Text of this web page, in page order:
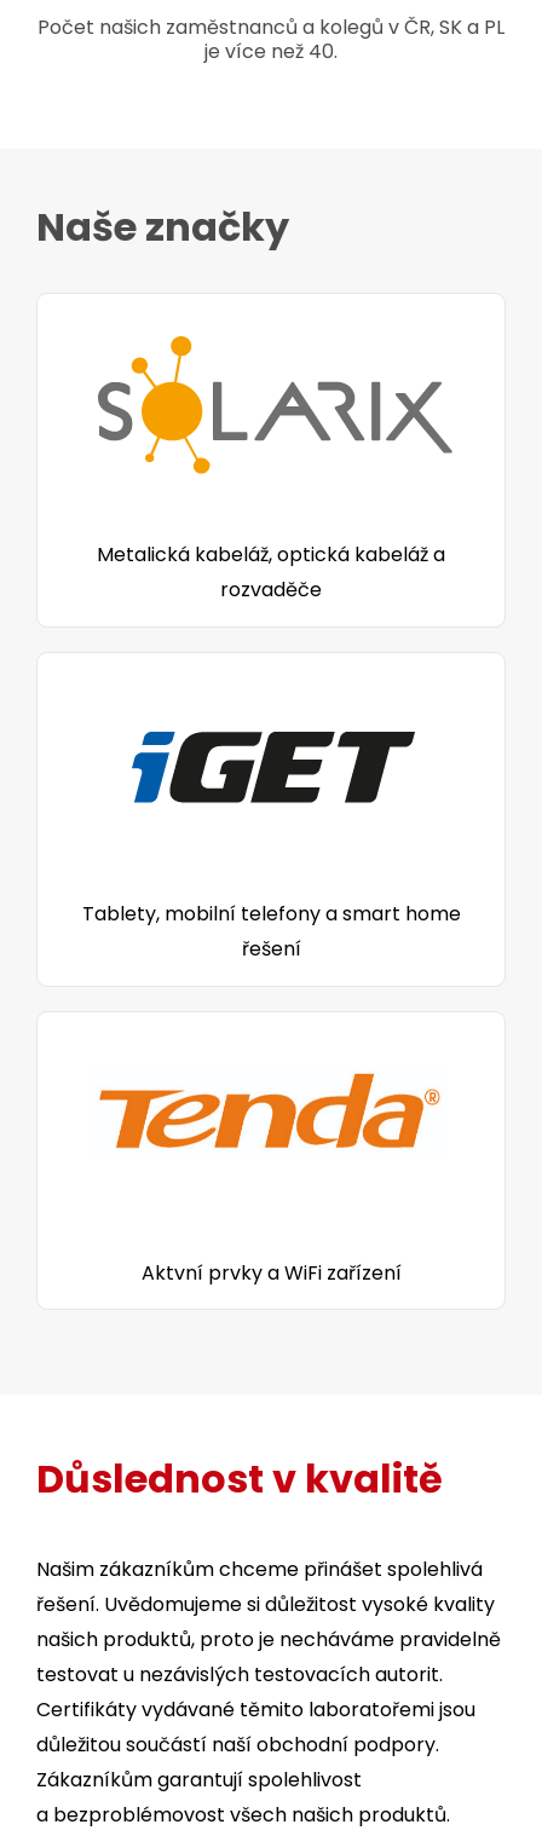
Počet našich zaměstnanců a kolegů v ČR, SK a PL
je více než 40.
Naše značky
Metalická kabeláž, optická kabeláž a
rozvaděče
Tablety, mobilní telefony a smart home
řešení
Aktvní prvky a WiFi zařízení
Důslednost v kvalitě
Našim zákazníkům chceme přinášet spolehlivá
řešení. Uvědomujeme si důležitost vysoké kvality
našich produktů, proto je necháváme pravidelně
testovat u nezávislých testovacích autorit.
Certifikáty vydávané těmito laboratořemi jsou
důležitou součástí naší obchodní podpory.
Zákazníkům garantují spolehlivost
a bezproblémovost všech našich produktů.